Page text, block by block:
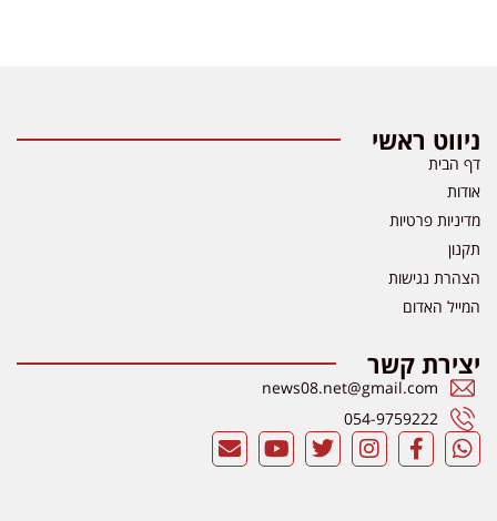
ניווט ראשי
דף הבית
אודות
מדיניות פרטיות
תקנון
הצהרת נגישות
המייל האדום
יצירת קשר
news08.net@gmail.com
054-9759222